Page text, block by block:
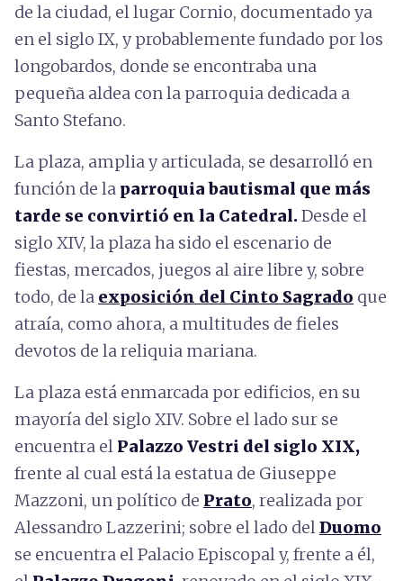
de la ciudad, el lugar Cornio, documentado ya
en el siglo IX, y probablemente fundado por los
longobardos, donde se encontraba una
pequeña aldea con la parroquia dedicada a
Santo Stefano.
La plaza, amplia y articulada, se desarrolló en
función de la parroquia bautismal que más
tarde se convirtió en la Catedral.Desde el
siglo XIV, la plaza ha sido el escenario de
fiestas, mercados, juegos al aire libre y, sobre
todo, de la exposición del Cinto Sagrado que
atraía, como ahora, a multitudes de fieles
devotos de la reliquia mariana.
La plaza está enmarcada por edificios, en su
mayoría del siglo XIV. Sobre el lado sur se
encuentra el Palazzo Vestri del siglo XIX,
frente al cual está la estatua de Giuseppe
Mazzoni, un político de Prato, realizada por
Alessandro Lazzerini; sobre el lado delDuomo
se encuentra el Palacio Episcopal y, frente a él,